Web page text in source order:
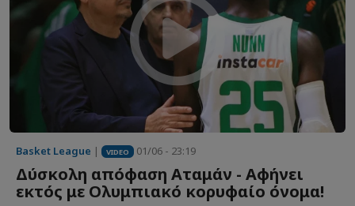
Basket League | VIDEO 01/06 - 23:19
Δύσκολη απόφαση Αταμάν - Αφήνει
εκτός με Ολυμπιακό κορυφαίο όνομα!